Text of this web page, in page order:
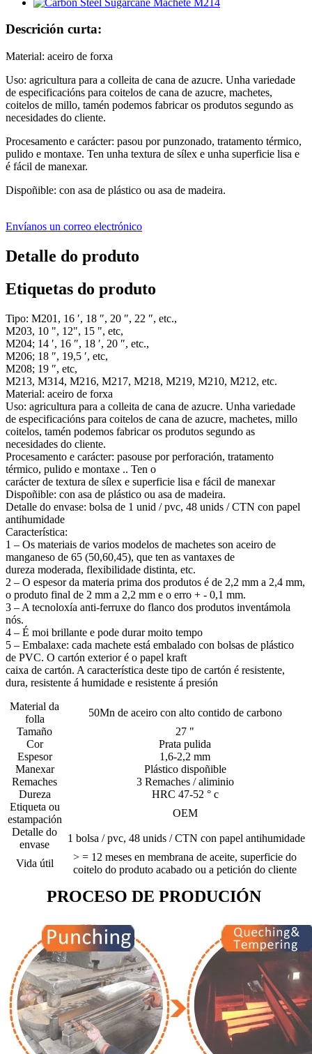
Descrición curta:
Material: aceiro de forxa
Uso: agricultura para a colleita de cana de azucre. Unha variedade
de especificacións para coitelos de cana de azucre, machetes,
coitelos de millo, tamén podemos fabricar os produtos segundo as
necesidades do cliente.
Procesamento e carácter: pasou por punzonado, tratamento térmico,
pulido e montaxe. Ten unha textura de sílex e unha superficie lisa e
é fácil de manexar.
Dispoñible: con asa de plástico ou asa de madeira.
Envíanos un correo electrónico
Detalle do produto
Etiquetas do produto
Tipo: M201, 16 ′, 18 ″, 20 ″, 22 ″, etc.,
M203, 10 ", 12", 15 ", etc,
M204; 14 ′, 16 ″, 18 ′, 20 ″, etc.,
M206; 18 ″, 19,5 ′, etc,
M208; 19 ″, etc,
M213, M314, M216, M217, M218, M219, M210, M212, etc.
Material: aceiro de forxa
Uso: agricultura para a colleita de cana de azucre. Unha variedade
de especificacións para coitelos de cana de azucre, machetes, millo
coitelos, tamén podemos fabricar os produtos segundo as
necesidades do cliente.
Procesamento e carácter: pasouse por perforación, tratamento
térmico, pulido e montaxe .. Ten o
carácter de textura de sílex e superficie lisa e fácil de manexar
Dispoñible: con asa de plástico ou asa de madeira.
Detalle do envase: bolsa de 1 unid / pvc, 48 unids / CTN con papel
antihumidade
Característica:
1 – Os materiais de varios modelos de machetes son aceiro de
manganeso de 65 (50,60,45), que ten as vantaxes de
dureza moderada, flexibilidade distinta, etc.
2 – O espesor da materia prima dos produtos é de 2,2 mm a 2,4 mm,
o produto final de 2 mm a 2,2 mm e o erro + - 0,1 mm.
3 – A tecnoloxía anti-ferruxe do flanco dos produtos inventámola
nós.
4 – É moi brillante e pode durar moito tempo
5 – Embalaxe: cada machete está embalado con bolsas de plástico
de PVC. O cartón exterior é o papel kraft
caixa de cartón. A característica deste tipo de cartón é resistente,
dura, resistente á humidade e resistente á presión
Material da
folla
50Mn de aceiro con alto contido de carbono
Tamaño
27 "
Cor
Prata pulida
Espesor
1,6-2,2 mm
Manexar
Plástico dispoñible
Remaches
3 Remaches / aliminio
Dureza
HRC 47-52 ° c
Etiqueta ou
estampación
OEM
Detalle do
envase
1 bolsa / pvc, 48 unids / CTN con papel antihumidade
Vida útil
> = 12 meses en membrana de aceite, superficie do
coitelo do produto acabado ou a petición do cliente
PROCESO DE PRODUCIÓN